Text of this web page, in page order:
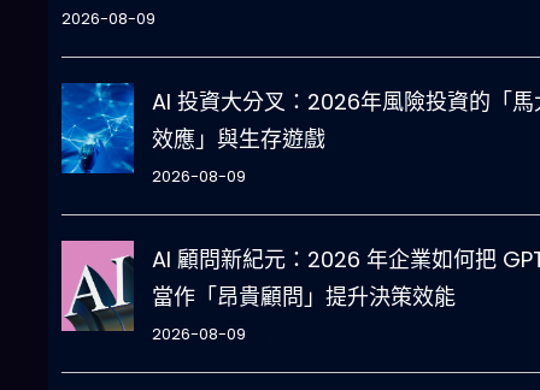
2026-08-09
AI 投資大分叉：2026年風險投資的「馬
效應」與生存遊戲
2026-08-09
AI 顧問新紀元：2026 年企業如何把
當作「昂貴顧問」提升決策效能
2026-08-09